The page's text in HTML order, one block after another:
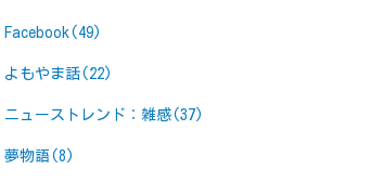
Facebook(49)
よもやま話(22)
ニューストレンド：雑感(37)
夢物語(8)